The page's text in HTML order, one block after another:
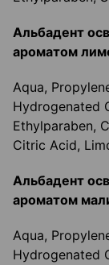
Альбадент
ароматом
Aqua,
Hydrogenated
Ethylparaben,
Citric Acid,
Альбадент
ароматом
Aqua,
Hydrogenated